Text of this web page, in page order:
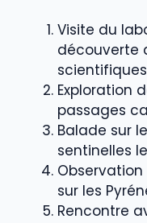
Visite du
découverte
scientifiques
Exploration
passages
Balade sur
sentinelles
sur les
Rencontre